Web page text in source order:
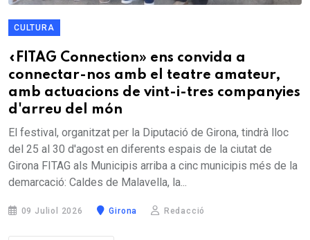
CULTURA
«FITAG Connection» ens convida a
connectar-nos amb el teatre amateur,
amb actuacions de vint-i-tres companyies
d'arreu del món
El festival, organitzat per la Diputació de Girona, tindrà lloc
del 25 al 30 d'agost en diferents espais de la ciutat de
Girona FITAG als Municipis arriba a cinc municipis més de la
demarcació: Caldes de Malavella, la...
09 Juliol 2026 Girona Redacció